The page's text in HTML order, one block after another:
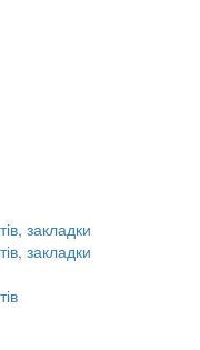
закладки
закладки